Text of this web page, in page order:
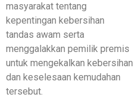
masyarakat tentang
kepentingan kebersihan
tandas awam serta
menggalakkan pemilik premis
untuk mengekalkan kebersihan
dan keselesaan kemudahan
tersebut.